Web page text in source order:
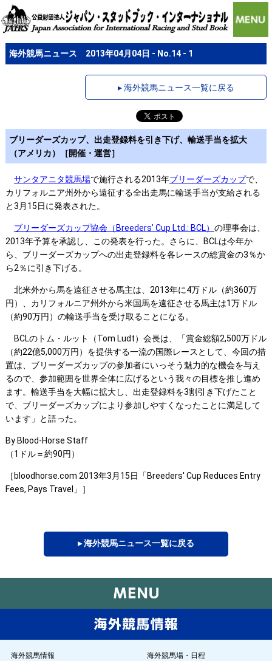
海外競馬ニュース 2013年04月04日 - No.14 - 1
▸ 海外競馬ニュース一覧に戻る
ブリーダーズカップ、出走登録料を引き下げ、輸送手当を拡大
（アメリカ）［開催・運営］
サンタアニタ競馬場で施行される2013年ブリーダーズカップで、
カリフォルニア州外から遠征する全出走馬に輸送手当が支給される
と3月15日に発表された。
ブリーダーズカップ協会（Breeders’ Cup Ltd.: BCL） の理事会は、
2013年予算を承認し、この発表を行った。さらに、BCLは今年か
ら、ブリーダーズカップへの出走登録料を各レースの総賞金の3％か
ら2％に引き下げる。
北米外から馬を遠征させる馬主は、2013年に4万ドル（約360万
円）、カリフォルニア州外から米国馬を遠征させる馬主は1万ドル
（約90万円）の輸送手当を受け取ることになる。
BCLのトム・ルット（Tom Ludt）会長は、「賞金総額2,500万ドル
（約22億5,000万円）を提供する一流の国際レースとして、今回の措
置は、ブリーダーズカップの参加者にいっそう魅力的な機会を与え
るので、参加範囲を世界全体に広げるという我々の目標を推し進め
ます。輸送手当を大幅に拡大し、出走登録料を3割引き下げたこと
で、ブリーダーズカップにより参加しやすくなったことに満足して
います」と語った。
By Blood-Horse Staff
（1ドル＝約90円）
［bloodhorse.com 2013年3月15日「Breeders' Cup Reduces Entry
Fees, Pays Travel」］
▸ 海外競馬ニュース一覧に戻る
海外競馬情報 海外競馬場・日程